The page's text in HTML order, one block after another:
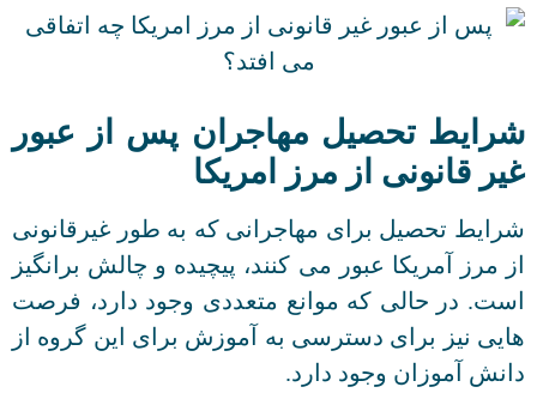
شرایط تحصیل مهاجران پس از عبور
غیر قانونی از مرز امریکا
شرایط تحصیل برای مهاجرانی که به طور غیرقانونی
از مرز آمریکا عبور می کنند، پیچیده و چالش برانگیز
است. در حالی که موانع متعددی وجود دارد، فرصت
هایی نیز برای دسترسی به آموزش برای این گروه از
دانش آموزان وجود دارد.